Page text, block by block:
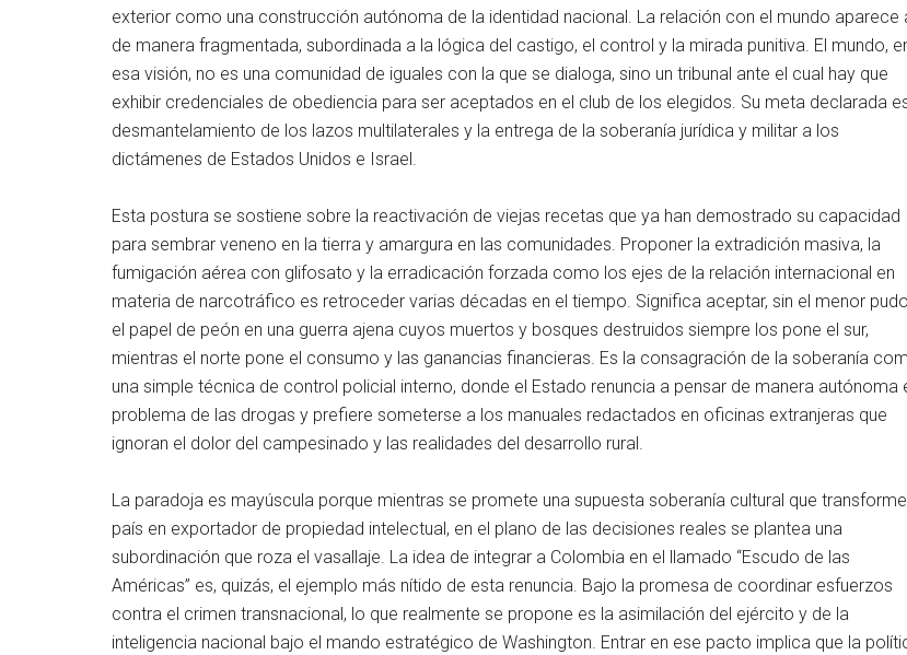
exterior como una construcción autónoma de la identidad nacional. La relación con el mundo aparece
de manera fragmentada, subordinada a la lógica del castigo, el control y la mirada punitiva. El mundo,
esa visión, no es una comunidad de iguales con la que se dialoga, sino un tribunal ante el cual hay que
exhibir credenciales de obediencia para ser aceptados en el club de los elegidos. Su meta declarada
desmantelamiento de los lazos multilaterales y la entrega de la soberanía jurídica y militar a los
dictámenes de Estados Unidos e Israel.
Esta postura se sostiene sobre la reactivación de viejas recetas que ya han demostrado su capacidad
para sembrar veneno en la tierra y amargura en las comunidades. Proponer la extradición masiva, la
fumigación aérea con glifosato y la erradicación forzada como los ejes de la relación internacional en
materia de narcotráfico es retroceder varias décadas en el tiempo. Significa aceptar, sin el menor
el papel de peón en una guerra ajena cuyos muertos y bosques destruidos siempre los pone el sur,
mientras el norte pone el consumo y las ganancias financieras. Es la consagración de la soberanía
una simple técnica de control policial interno, donde el Estado renuncia a pensar de manera autónoma
problema de las drogas y prefiere someterse a los manuales redactados en oficinas extranjeras que
ignoran el dolor del campesinado y las realidades del desarrollo rural.
La paradoja es mayúscula porque mientras se promete una supuesta soberanía cultural que
país en exportador de propiedad intelectual, en el plano de las decisiones reales se plantea una
subordinación que roza el vasallaje. La idea de integrar a Colombia en el llamado “Escudo de las
Américas” es, quizás, el ejemplo más nítido de esta renuncia. Bajo la promesa de coordinar esfuerzos
contra el crimen transnacional, lo que realmente se propone es la asimilación del ejército y de la
inteligencia nacional bajo el mando estratégico de Washington. Entrar en ese pacto implica que la